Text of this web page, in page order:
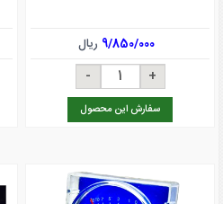
9/850/000 ریال
سفارش این محصول